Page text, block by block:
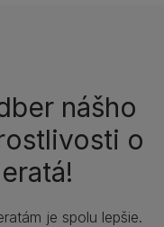
nášho
o
je spolu lepšie.